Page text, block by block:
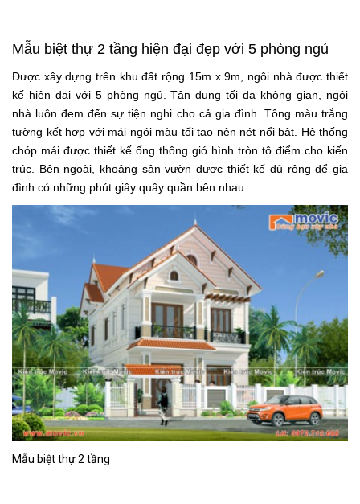
Mẫu biệt thự 2 tầng hiện đại đẹp với 5 phòng ngủ
Được xây dựng trên khu đất rộng 15m x 9m, ngôi nhà được thiết
kế hiện đại với 5 phòng ngủ. Tận dụng tối đa không gian, ngôi
nhà luôn đem đến sự tiện nghi cho cả gia đình. Tông màu trắng
tường kết hợp với mái ngói màu tối tạo nên nét nổi bật. Hệ thống
chóp mái được thiết kế ống thông gió hình tròn tô điểm cho kiến
trúc. Bên ngoài, khoảng sân vườn được thiết kế đủ rộng để gia
đình có những phút giây quây quần bên nhau.
Mẫu biệt thự 2 tầng